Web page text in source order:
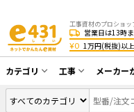
営業日は13時
¥0 1万円(税抜)以
カテゴリ
同軸ケーブル／テレビ用
工事
CATV・ア
メーカー